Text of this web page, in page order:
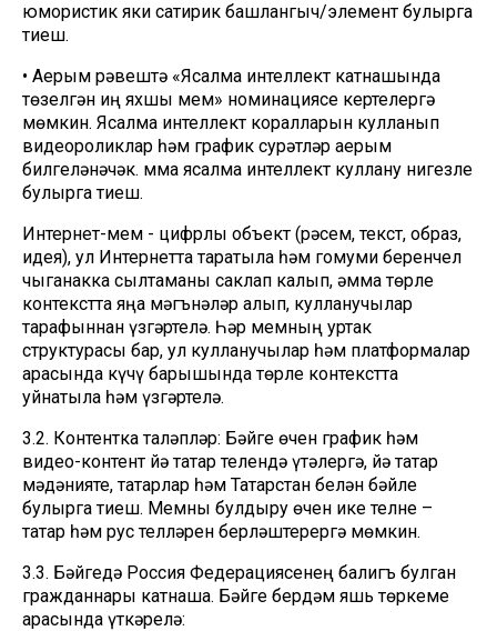
юмористик яки сатирик башлангыч/элемент булырга
тиеш.
• Аерым рәвештә «Ясалма интеллект катнашында
төзелгән иң яхшы мем» номинациясе кертелергә
мөмкин. Ясалма интеллект коралларын кулланып
видеороликлар һәм график сурәтләр аерым
билгеләнәчәк. Әмма ясалма интеллект куллану нигезле
булырга тиеш.
Интернет-мем - цифрлы объект (рәсем, текст, образ,
идея), ул Интернетта таратыла һәм гомуми беренчел
чыганакка сылтаманы саклап калып, әмма төрле
контекстта яңа мәгънәләр алып, кулланучылар
тарафыннан үзгәртелә. Һәр мемның уртак
структурасы бар, ул кулланучылар һәм платформалар
арасында күчү барышында төрле контекстта
уйнатыла һәм үзгәртелә.
3.2. Контентка таләпләр: Бәйге өчен график һәм
видео-контент йә татар телендә үтәлергә, йә татар
мәдәнияте, татарлар һәм Татарстан белән бәйле
булырга тиеш. Мемны булдыру өчен ике телне –
татар һәм рус телләрен берләштерергә мөмкин.
3.3. Бәйгедә Россия Федерациясенең балигъ булган
гражданнары катнаша. Бәйге бердәм яшь төркеме
арасында үткәрелә: